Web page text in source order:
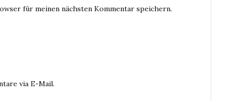
für meinen nächsten Kommentar speichern.
via E-Mail.